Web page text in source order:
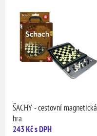
ŠACHY - cestovní magnetická
hra
243 Kč s DPH